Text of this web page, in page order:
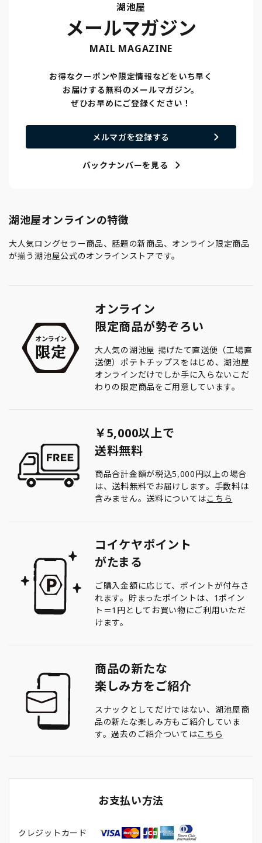
湖池屋
メールマガジン
MAIL MAGAZINE
お得なクーポンや限定情報などをいち早く
お届けする無料のメールマガジン。
ぜひお早めにご登録ください！
メルマガを登録する
バックナンバーを見る
湖池屋オンラインの特徴
大人気ロングセラー商品、話題の新商品、オンライン限定商品
が揃う湖池屋公式のオンラインストアです。
オンライン
限定商品が勢ぞろい
大人気の湖池屋 揚げたて直送便（工場直
送便）ポテトチップスをはじめ、湖池屋
オンラインだけでしか手に入らないこだ
わりの限定商品をご用意しています。
￥5,000以上で
送料無料
商品合計金額が税込5,000円以上の場合
は、送料無料でお届けします。手数料は
含みません。送料についてはこちら
コイケヤポイント
がたまる
ご購入金額に応じて、ポイントが付与さ
れます。貯まったポイントは、1ポイン
ト＝1円としてお買い物にご利用いただ
けます。
商品の新たな
楽しみ方をご紹介
スナックとしてだけではない、湖池屋商
品の新たな楽しみ方もご紹介していま
す。過去のご紹介ついてはこちら
お支払い方法
クレジットカード